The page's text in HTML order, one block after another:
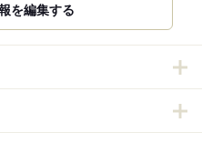
を編集する